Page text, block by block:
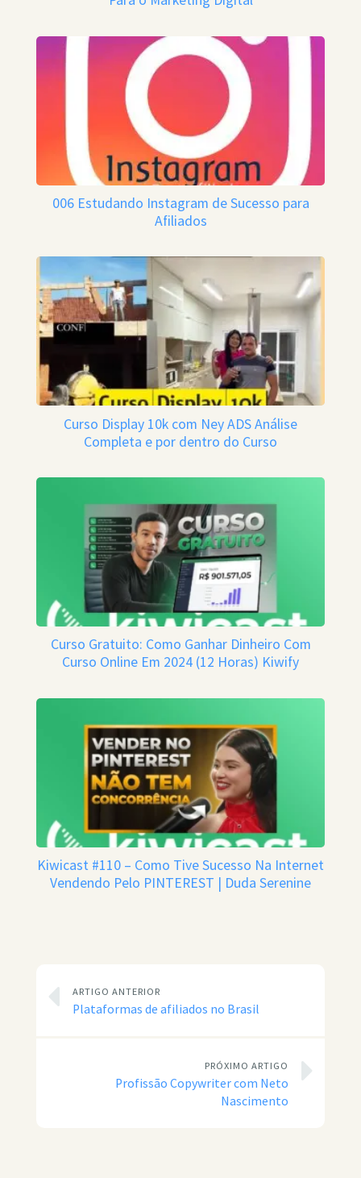
006 Estudando Instagram de Sucesso para
Afiliados
Curso Display 10k com Ney ADS Análise
Completa e por dentro do Curso
Curso Gratuito: Como Ganhar Dinheiro Com
Curso Online Em 2024 (12 Horas) Kiwify
Kiwicast #110 – Como Tive Sucesso Na Internet
Vendendo Pelo PINTEREST | Duda Serenine
ARTIGO ANTERIOR
Plataformas de afiliados no Brasil
PRÓXIMO ARTIGO
Profissão Copywriter com Neto
Nascimento